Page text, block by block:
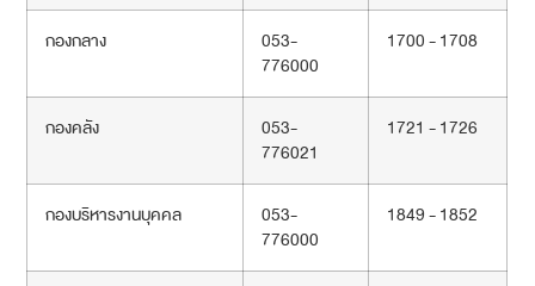
กองกลาง
053-
776000
1700 - 1708
กองคลัง
053-
776021
1721 - 1726
กองบริหารงานบุคคล
053-
776000
1849 - 1852